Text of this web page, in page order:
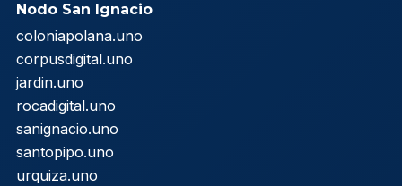
Nodo San Ignacio
coloniapolana.uno
corpusdigital.uno
jardin.uno
rocadigital.uno
sanignacio.uno
santopipo.uno
urquiza.uno